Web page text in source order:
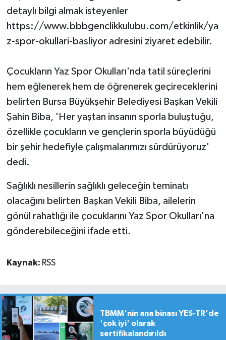
detaylı bilgi almak isteyenler
https://www.bbbgenclikkulubu.com/etkinlik/ya
z-spor-okullari-basliyor adresini ziyaret edebilir.
Çocukların Yaz Spor Okulları'nda tatil süreçlerini
hem eğlenerek hem de öğrenerek geçireceklerini
belirten Bursa Büyükşehir Belediyesi Başkan Vekili
Şahin Biba, 'Her yaştan insanın sporla buluştuğu,
özellikle çocukların ve gençlerin sporla büyüdüğü
bir şehir hedefiyle çalışmalarımızı sürdürüyoruz'
dedi.
Sağlıklı nesillerin sağlıklı geleceğin teminatı
olacağını belirten Başkan Vekili Biba, ailelerin
gönül rahatlığı ile çocuklarını Yaz Spor Okulları'na
gönderebileceğini ifade etti.
Kaynak: RSS
TBMM'nin ana binası YES-TR'de
'çok iyi' olarak
sertifikalandırıldı